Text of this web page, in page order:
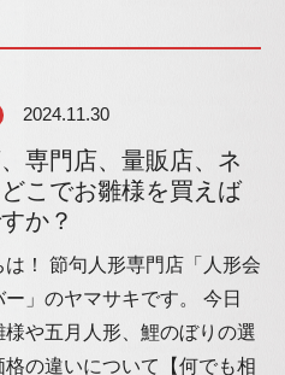
2024.11.30
専門店、量販店、ネ
こでお雛様を買えば
か？
は！ 節句人形専門店「人形会
」のヤマサキです。 今日
様や五月人形、鯉のぼりの選
格の違いについて【何でも相